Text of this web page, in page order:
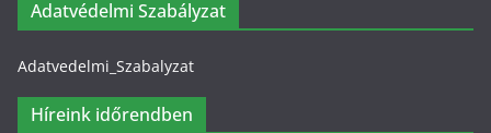
Adatvédelmi Szabályzat
Adatvedelmi_Szabalyzat
Híreink időrendben